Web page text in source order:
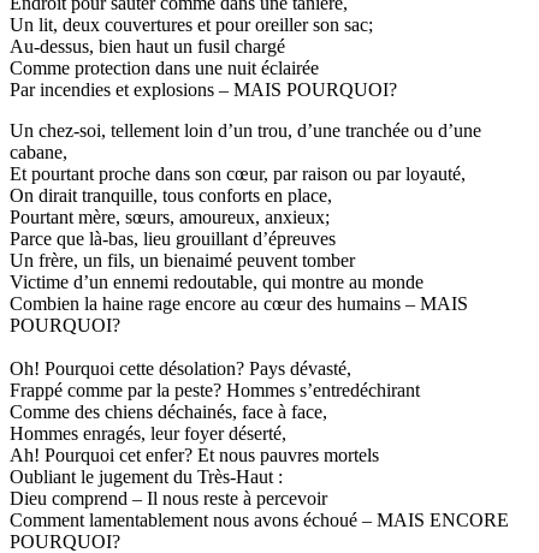
Un lit, deux couvertures et pour oreiller son sac;
Au-dessus, bien haut un fusil chargé
Comme protection dans une nuit éclairée
Par incendies et explosions – MAIS POURQUOI?
Un chez-soi, tellement loin d’un trou, d’une tranchée ou d’une
cabane,
Et pourtant proche dans son cœur, par raison ou par loyauté,
On dirait tranquille, tous conforts en place,
Pourtant mère, sœurs, amoureux, anxieux;
Parce que là-bas, lieu grouillant d’épreuves
Un frère, un fils, un bienaimé peuvent tomber
Victime d’un ennemi redoutable, qui montre au monde
Combien la haine rage encore au cœur des humains – MAIS
POURQUOI?
Oh! Pourquoi cette désolation? Pays dévasté,
Frappé comme par la peste? Hommes s’entredéchirant
Comme des chiens déchainés, face à face,
Hommes enragés, leur foyer déserté,
Ah! Pourquoi cet enfer? Et nous pauvres mortels
Oubliant le jugement du Très-Haut :
Dieu comprend – Il nous reste à percevoir
Comment lamentablement nous avons échoué – MAIS ENCORE
POURQUOI?